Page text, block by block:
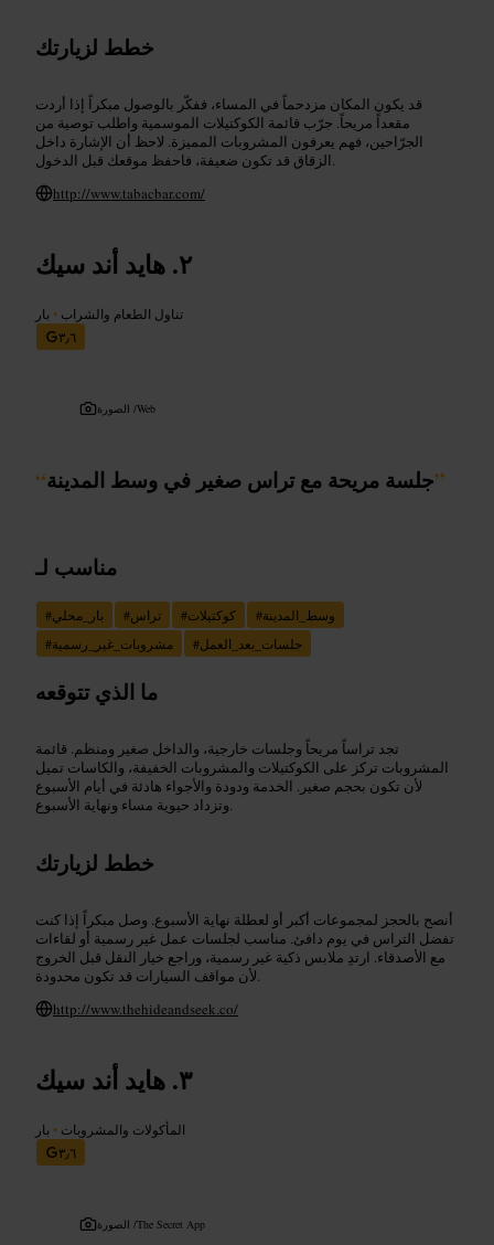
خطط لزيارتك
قد يكون المكان مزدحماً في المساء، ففكّر بالوصول مبكراً إذا أردت
مقعداً مريحاً. جرّب قائمة الكوكتيلات الموسمية واطلب توصية من
الجرّاحين، فهم يعرفون المشروبات المميزة. لاحظ أن الإشارة داخل
الزقاق قد تكون ضعيفة، فاحفظ موقعك قبل الدخول.
http://www.tabacbar.com/
هايد أند سيك
تناول الطعام والشراب • بار
٣٫٦
الصورة /Web
“جلسة مريحة مع تراس صغير في وسط المدينة”
مناسب لـ
#بار_محلي #تراس #كوكتيلات #وسط_المدينة
#مشروبات_غير_رسمية #جلسات_بعد_العمل
ما الذي تتوقعه
تجد تراساً مريحاً وجلسات خارجية، والداخل صغير ومنظم. قائمة
المشروبات تركز على الكوكتيلات والمشروبات الخفيفة، والكاسات تميل
لأن تكون بحجم صغير. الخدمة ودودة والأجواء هادئة في أيام الأسبوع
وتزداد حيوية مساء ونهاية الأسبوع.
خطط لزيارتك
أنصح بالحجز لمجموعات أكبر أو لعطلة نهاية الأسبوع. وصل مبكراً إذا كنت
تفضل التراس في يوم دافئ. مناسب لجلسات عمل غير رسمية أو لقاءات
مع الأصدقاء. ارتدِ ملابس ذكية غير رسمية، وراجع خيار النقل قبل الخروج
لأن مواقف السيارات قد تكون محدودة.
http://www.thehideandseek.co/
هايد أند سيك
المأكولات والمشروبات • بار
٣٫٦
الصورة /The Secret App